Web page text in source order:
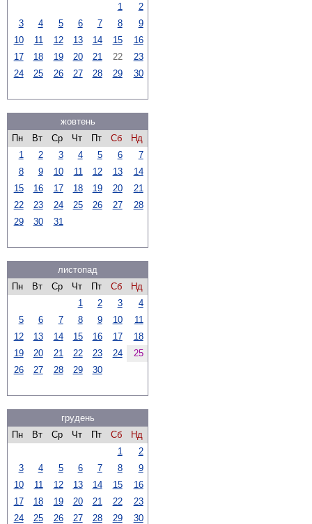
1
2
3
4 5 6 7 8
9
10
11 12 13 14 15
16
17
18 19 20 21 22
23
24
25 26 27 28 29 30
жовтень
Пн
Вт Ср Чт Пт Сб
Нд
1
2 3 4 5 6
7
8
9 10 11 12 13
14
15
16 17 18 19 20
21
22
23 24 25 26 27
28
29
30 31
листопад
Пн
Вт Ср Чт Пт Сб
Нд
1
2 3
4
5
6 7 8 9 10
11
12
13 14 15 16 17
18
19
20 21 22 23 24
25
26
27 28 29 30
грудень
Пн
Вт Ср Чт Пт Сб
Нд
1
2
3
4 5 6 7 8
9
10
11 12 13 14 15
16
17
18 19 20 21 22
23
24
25 26 27 28 29 30